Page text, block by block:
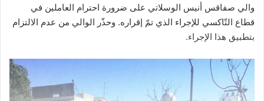
والي صفاقس أنيس الوسلاتي على ضرورة احترام العاملين في
قطاع التّاكسي للإجراء الذي تمّ إقراره. وحذّر الوالي من عدم الالتزام
بتطبيق هذا الإجراء.